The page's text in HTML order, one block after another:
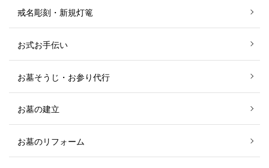
戒名彫刻・新規灯篭
お式お手伝い
お墓そうじ・お参り代行
お墓の建立
お墓のリフォーム